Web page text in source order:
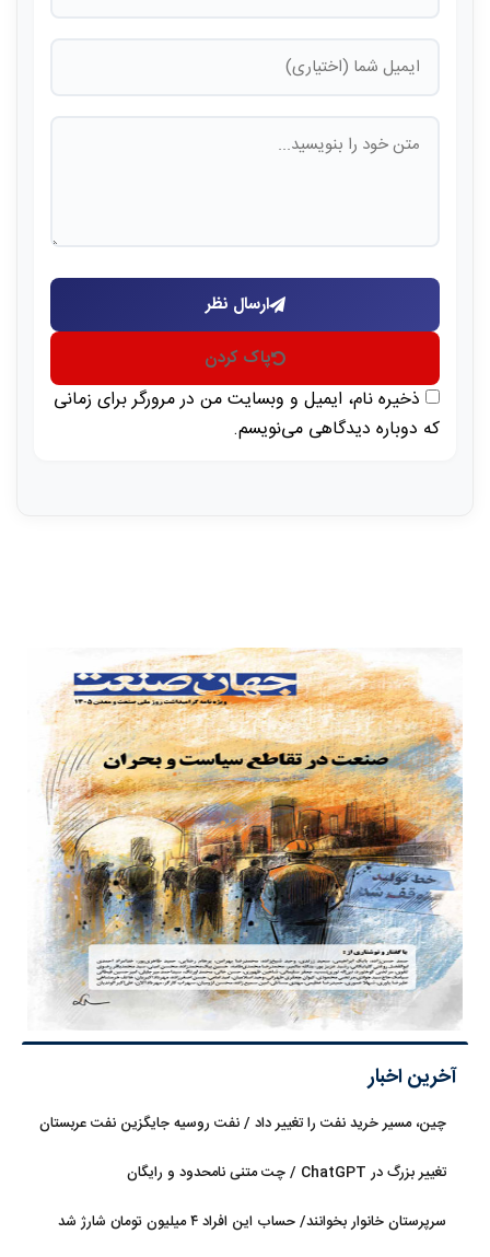
ارسال نظر
پاک کردن
ذخیره نام، ایمیل و وبسایت من در مرورگر برای زمانی
که دوباره دیدگاهی می‌نویسم.
آخرین اخبار
چین، مسیر خرید نفت را تغییر داد / نفت روسیه جایگزین نفت عربستان
تغییر بزرگ در ChatGPT / چت متنی نامحدود و رایگان
سرپرستان خانوار بخوانند/ حساب این افراد ۴ میلیون تومان شارژ شد